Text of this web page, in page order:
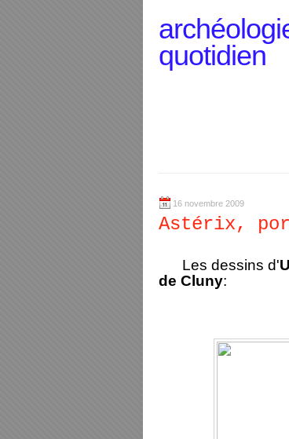
quotidien
16 novembre 2009
Astérix,
Les dessins d'
de Cluny: